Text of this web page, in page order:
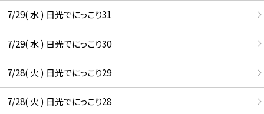
7/29( 水 ) 日光でにっこり31
7/29( 水 ) 日光でにっこり30
7/28( 火 ) 日光でにっこり29
7/28( 火 ) 日光でにっこり28